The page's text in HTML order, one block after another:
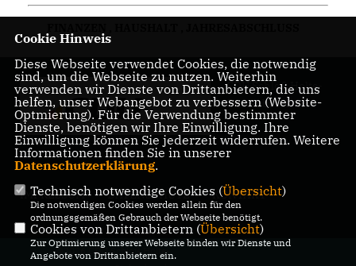
CDU Schloß Holte-
Stukenbrock
IMPRESSUM DATENSCHUTZ KONTAKT
@2026 CDU Schloß Holte-
Cookie Hinweis
Diese Webseite verwendet Cookies, die notwendig
sind, um die Webseite zu nutzen. Weiterhin
verwenden wir Dienste von Drittanbietern, die uns
helfen, unser Webangebot zu verbessern (Website-
Optmierung). Für die Verwendung bestimmter
Dienste, benötigen wir Ihre Einwilligung. Ihre
Einwilligung können Sie jederzeit widerrufen. Weitere
Informationen finden Sie in unserer
Datenschutzerklärung.
Technisch notwendige Cookies (Übersicht)
Die notwendigen Cookies werden allein für den
ordnungsgemäßen Gebrauch der Webseite benötigt.
Cookies von Drittanbietern (Übersicht)
Zur Optimierung unserer Webseite binden wir Dienste und
Angebote von Drittanbietern ein.